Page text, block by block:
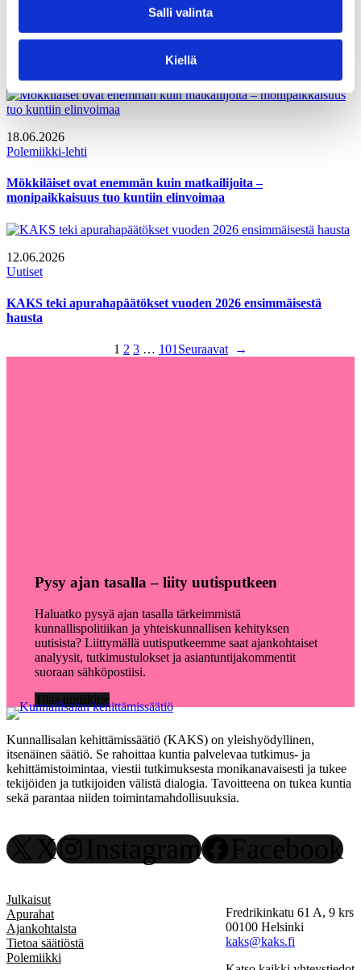
Salli valinta
Kiellä
18.06.2026
Polemiikki-lehti
Mökkiläiset ovat enemmän kuin matkailijoita –
monipaikkaisuus tuo kuntiin elinvoimaa
12.06.2026
Uutiset
KAKS teki apurahapäätökset vuoden 2026 ensimmäisestä
hausta
1 2 3 … 101 Seuraavat →
Pysy ajan tasalla – liity uutisputkeen
Haluatko pysyä ajan tasalla tärkeimmistä
kunnallispolitiikan ja yhteiskunnallisen kehityksen
uutisista? Liittymällä uutisputkeemme saat ajankohtaiset
analyysit, tutkimustulokset ja asiantuntijakommentit
suoraan sähköpostiisi.
Tilaa uutiskirje
Kunnallisalan kehittämissäätiö (KAKS) on yleishyödyllinen,
itsenäinen säätiö. Se rahoittaa kuntia palvelevaa tutkimus- ja
kehittämistoimintaa, viestii tutkimuksesta monikanavaisesti ja tukee
tekijöiden ja tutkijoiden välistä dialogia. Tavoitteena on tukea kuntia
sekä parantaa niiden toimintamahdollisuuksia.
X Instagram Facebook
Julkaisut
Apurahat
Ajankohtaista
Tietoa säätiöstä
Polemiikki
Fredrikinkatu 61 A, 9 krs
00100 Helsinki
kaks@kaks.fi